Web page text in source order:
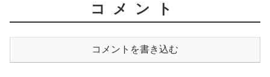
コメント
コメントを書き込む